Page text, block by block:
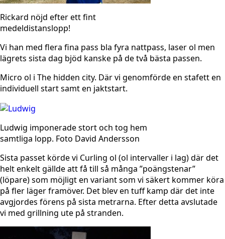
Rickard nöjd efter ett fint
medeldistanslopp!
Vi han med flera fina pass bla fyra nattpass, laser ol men
lägrets sista dag bjöd kanske på de två bästa passen.
Micro ol i The hidden city. Där vi genomförde en stafett en
individuell start samt en jaktstart.
Ludwig imponerade stort och tog hem
samtliga lopp. Foto David Andersson
Sista passet körde vi Curling ol (ol intervaller i lag) där det
helt enkelt gällde att få till så många ”poängstenar”
(löpare) som möjligt en variant som vi säkert kommer köra
på fler läger framöver. Det blev en tuff kamp där det inte
avgjordes förens på sista metrarna. Efter detta avslutade
vi med grillning ute på stranden.